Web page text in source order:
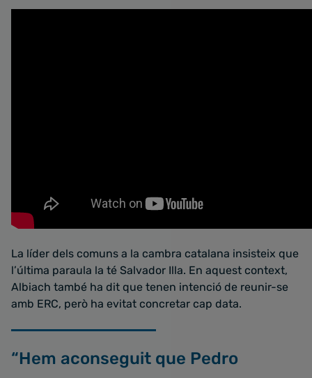
La líder dels comuns a la cambra catalana insisteix que
l’última paraula la té Salvador Illa. En aquest context,
Albiach també ha dit que tenen intenció de reunir-se
amb ERC, però ha evitat concretar cap data.
“Hem aconseguit que Pedro